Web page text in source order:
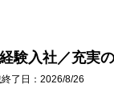
験入社／充実
了日：2026/8/26